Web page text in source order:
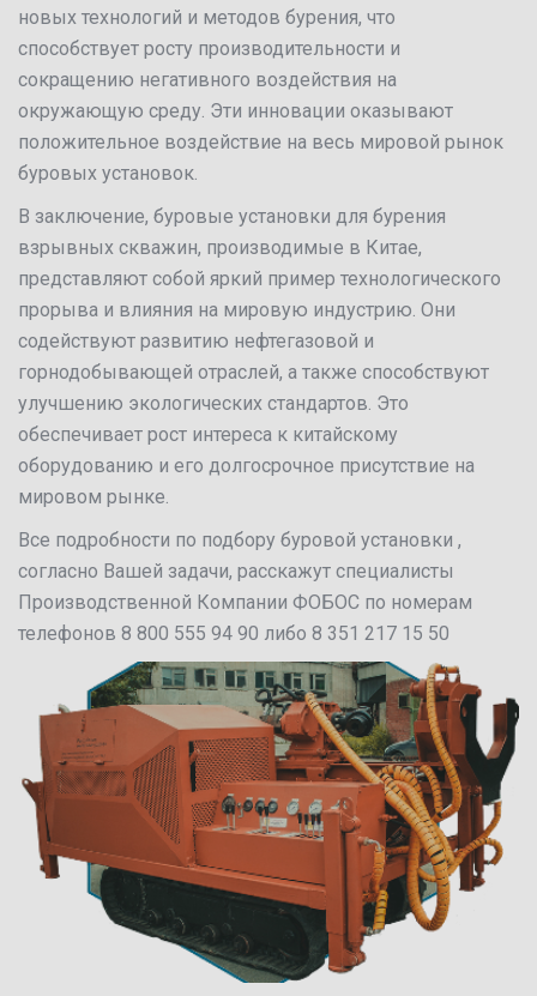
новых технологий и методов бурения, что
способствует росту производительности и
сокращению негативного воздействия на
окружающую среду. Эти инновации оказывают
положительное воздействие на весь мировой рынок
буровых установок.
В заключение, буровые установки для бурения
взрывных скважин, производимые в Китае,
представляют собой яркий пример технологического
прорыва и влияния на мировую индустрию. Они
содействуют развитию нефтегазовой и
горнодобывающей отраслей, а также способствуют
улучшению экологических стандартов. Это
обеспечивает рост интереса к китайскому
оборудованию и его долгосрочное присутствие на
мировом рынке.
Все подробности по подбору буровой установки ,
согласно Вашей задачи, расскажут специалисты
Производственной Компании ФОБОС по номерам
телефонов 8 800 555 94 90 либо 8 351 217 15 50